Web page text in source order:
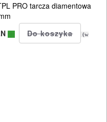
PRO tarcza diamentowa
(w